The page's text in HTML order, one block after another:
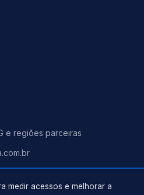
e regiões parceiras
medir acessos e melhorar a